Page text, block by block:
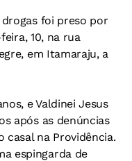
foi preso por
10, na rua
em Itamaraju, a
e Valdinei Jesus
após as denúncias
casal na Providência.
espingarda de